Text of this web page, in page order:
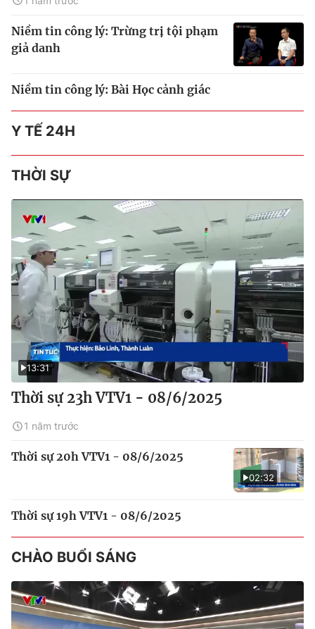
Niềm tin công lý: Trừng trị tội phạm
giả danh
Niềm tin công lý: Bài Học cảnh giác
Y TẾ 24H
THỜI SỰ
13:31
Thời sự 23h VTV1 - 08/6/2025
1 năm trước
02:32
Thời sự 20h VTV1 - 08/6/2025
Thời sự 19h VTV1 - 08/6/2025
CHÀO BUỔI SÁNG